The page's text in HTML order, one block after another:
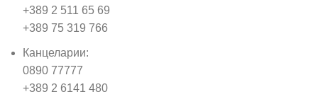
+389 2 511 65 69
+389 75 319 766
Канцеларии:
0890 77777
+389 2 6141 480